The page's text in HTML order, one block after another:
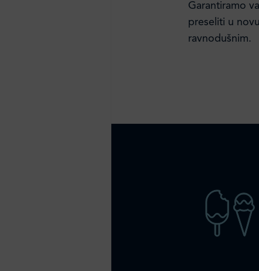
Garantiramo
preseliti u
ravnodušnim.